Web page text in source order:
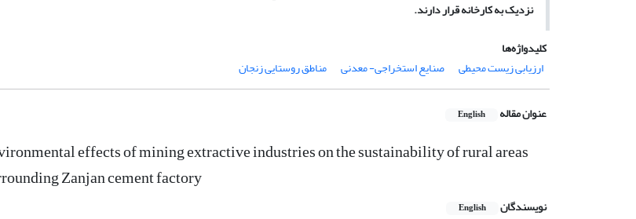
نزدیک به کارخانه قرار دارند.
کلیدواژه‌ها
ارزیابی زیست محیطی
صنایع استخراجی- معدنی مناطق روستایی زنجان
عنوان مقاله English
effects of mining extractive industries on the sustainability of rural areas
Zanjan cement factory
نویسندگان English